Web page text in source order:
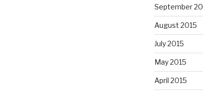
September
August 2015
July 2015
May 2015
April 2015